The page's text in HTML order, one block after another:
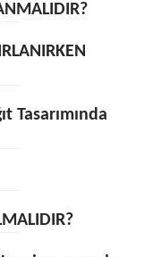
Tasarımında